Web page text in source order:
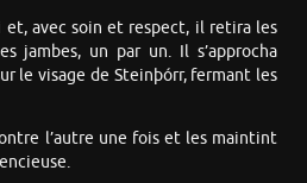
et, avec soin et respect, il retira les
jambes, un par un. Il s’approcha
le visage de Steinþórr, fermant les
l’autre une fois et les maintint